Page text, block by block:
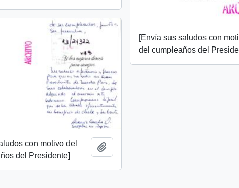
[Envía sus saludos con
del cumpleaños del
con motivo del
del Presidente]